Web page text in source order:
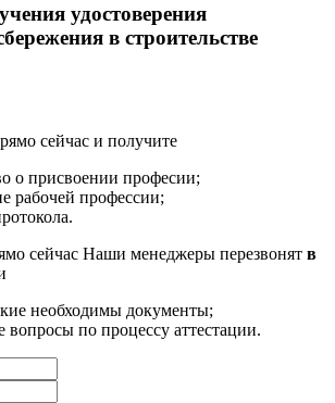
удостоверения
в строительстве
сейчас и получите
о присвоении професии;
рабочей профессии;
сейчас Наши менеджеры перезвонят в
необходимы документы;
вопросы по процессу аттестации.